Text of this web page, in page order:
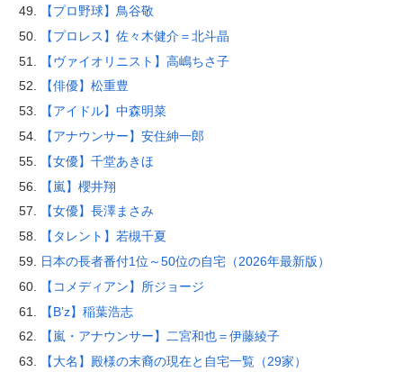
【プロ野球】鳥谷敬
【プロレス】佐々木健介＝北斗晶
【ヴァイオリニスト】高嶋ちさ子
【俳優】松重豊
【アイドル】中森明菜
【アナウンサー】安住紳一郎
【女優】千堂あきほ
【嵐】櫻井翔
【女優】長澤まさみ
【タレント】若槻千夏
日本の長者番付1位～50位の自宅（2026年最新版）
【コメディアン】所ジョージ
【B’z】稲葉浩志
【嵐・アナウンサー】二宮和也＝伊藤綾子
【大名】殿様の末裔の現在と自宅一覧（29家）